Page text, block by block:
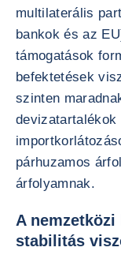
multilaterális
bankok és az
támogatások
befektetések
szinten
devizatartalékok
párhuzamos
árfolyamnak.
A
stabilitás